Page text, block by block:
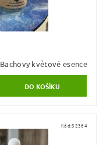
Bachovy květové esence
Kód:32364